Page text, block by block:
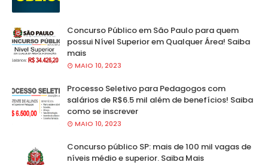
Concurso Público em São Paulo para quem
possui Nível Superior em Qualquer Área! Saiba
mais
MAIO 10, 2023
Processo Seletivo para Pedagogos com
salários de R$6.5 mil além de benefícios! Saiba
como se inscrever
MAIO 10, 2023
Concurso público SP: mais de 100 mil vagas de
níveis médio e superior. Saiba Mais